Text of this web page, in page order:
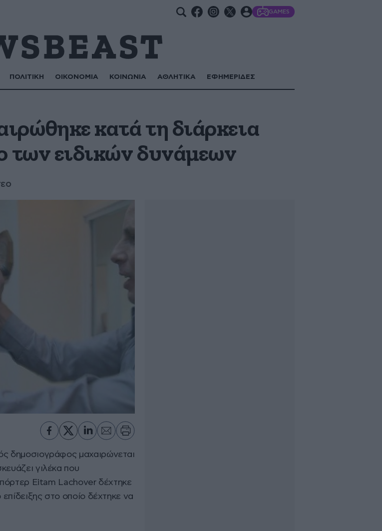
GAMES
ΠΟΛΙΤΙΚΗ ΟΙΚΟΝΟΜΙΑ ΚΟΙΝΩΝΙΑ ΑΘΛΗΤΙΚΑ ΕΦΗΜΕΡΙΔΕΣ
κατά τη διάρκεια
των ειδικών δυνάμεων
δημοσιογράφος μαχαιρώνεται
γιλέκα που
Eitam Lachover δέχτηκε
στο οποίο δέχτηκε να